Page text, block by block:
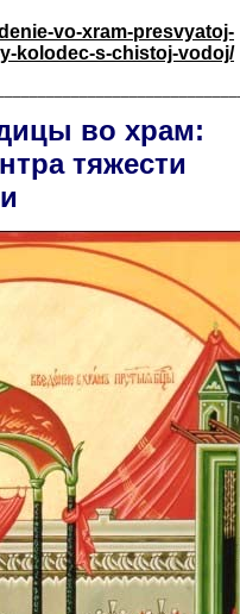
vo-xram-presvyatoj-
kolodec-s-chistoj-vodoj/
во храм:
тяжести